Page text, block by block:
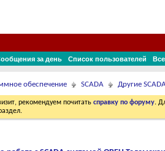
за день Список пользователей
обеспечение SCADA Другие
рекомендуем почитать справку по форуму.